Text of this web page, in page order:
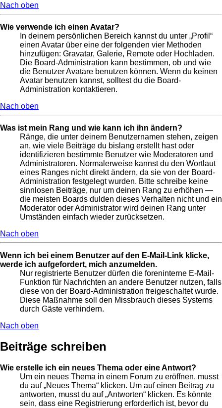
Nach oben
Wie verwende ich einen Avatar?
In deinem persönlichen Bereich kannst du unter „Profil“
einen Avatar über eine der folgenden vier Methoden
hinzufügen: Gravatar, Galerie, Remote oder Hochladen.
Die Board-Administration kann bestimmen, ob und wie
die Benutzer Avatare benutzen können. Wenn du keinen
Avatar benutzen kannst, solltest du die Board-
Administration kontaktieren.
Nach oben
Was ist mein Rang und wie kann ich ihn ändern?
Ränge, die unter deinem Benutzernamen stehen, zeigen
an, wie viele Beiträge du bislang erstellt hast oder
identifizieren bestimmte Benutzer wie Moderatoren und
Administratoren. Normalerweise kannst du den Wortlaut
eines Ranges nicht direkt ändern, da sie von der Board-
Administration festgelegt wurden. Bitte schreibe keine
sinnlosen Beiträge, nur um deinen Rang zu erhöhen —
die meisten Boards dulden dieses Verhalten nicht und ein
Moderator oder Administrator wird deinen Rang unter
Umständen einfach wieder zurücksetzen.
Nach oben
Wenn ich bei einem Benutzer auf den E-Mail-Link klicke,
werde ich aufgefordert, mich anzumelden.
Nur registrierte Benutzer dürfen die foreninterne E-Mail-
Funktion für Nachrichten an andere Benutzer nutzen, falls
diese von der Board-Administration freigeschaltet wurde.
Diese Maßnahme soll den Missbrauch dieses Systems
durch Gäste verhindern.
Nach oben
Beiträge schreiben
Wie erstelle ich ein neues Thema oder eine Antwort?
Um ein neues Thema in einem Forum zu eröffnen, musst
du auf „Neues Thema“ klicken. Um auf einen Beitrag zu
antworten, musst du auf „Antworten“ klicken. Es könnte
sein, dass eine Registrierung erforderlich ist, bevor du